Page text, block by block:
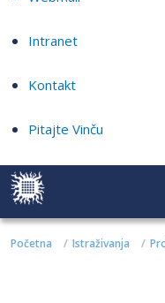
Intranet
Kontakt
Pitajte Vinču
Početna Istraživanja